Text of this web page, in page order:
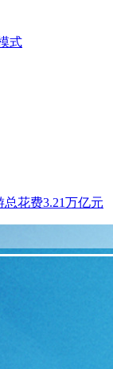
式
总花费3.21万亿元